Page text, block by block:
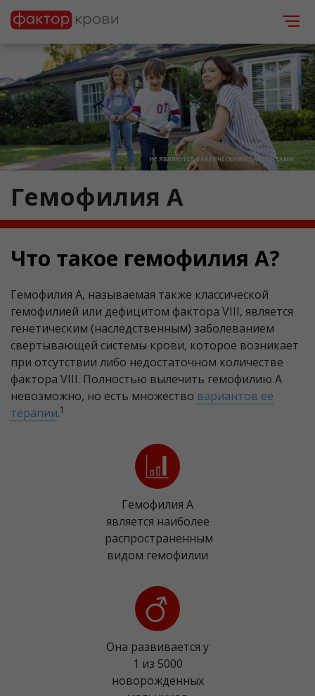
НЕ ЯВЛЯЮТСЯ ФАКТИЧЕСКИМИ ПАЦИЕНТАМИ
Гемофилия A
Что такое гемофилия А?
Гемофилия А, называемая также классической
гемофилией или дефицитом фактора VIII, является
генетическим (наследственным) заболеванием
свертывающей системы крови, которое возникает
при отсутствии либо недостаточном количестве
фактора VIII. Полностью вылечить гемофилию А
невозможно, но есть множество вариантов ее
терапии.1
Гемофилия А
является наиболее
распространенным
видом гемофилии
Она развивается у
1 из 5000
новорожденных